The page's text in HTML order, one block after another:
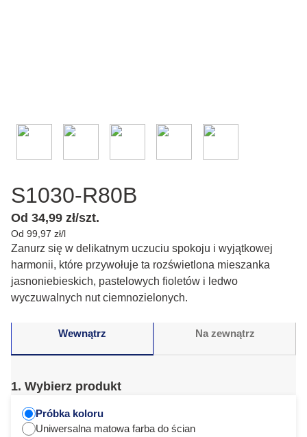
S1030-R80B
Od 34,99 zł/szt.
Od 99,97 zł/l
Zanurz się w delikatnym uczuciu spokoju i wyjątkowej
harmonii, które przywołuje ta rozświetlona mieszanka
jasnoniebieskich, pastelowych fioletów i ledwo
wyczuwalnych nut ciemnozielonych.
Wewnątrz Na zewnątrz
1. Wybierz produkt
Próbka koloru
Uniwersalna matowa farba do ścian